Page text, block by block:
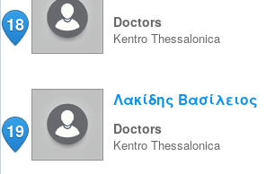
18 Doctors
Kentro Thessalonica
19
Λακίδης Βασίλειος
Doctors
Kentro Thessalonica